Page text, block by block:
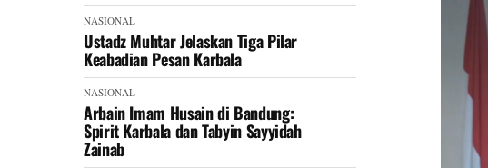
NASIONAL
Ustadz Muhtar Jelaskan Tiga Pilar
Keabadian Pesan Karbala
NASIONAL
Arbain Imam Husain di Bandung:
Spirit Karbala dan Tabyin Sayyidah
Zainab